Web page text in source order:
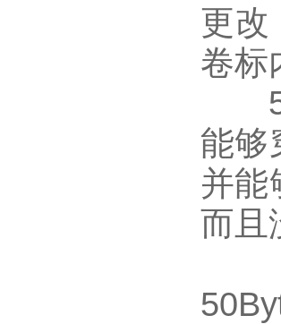
更改
卷标
5.
能够
并能
而且